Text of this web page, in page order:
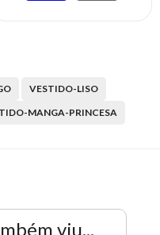
VESTIDO-LISO
MANGA-PRINCESA
viu...